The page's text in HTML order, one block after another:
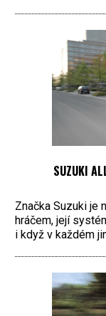
SUZUKI
Značka Suzuki je
hráčem, její
i když v každém